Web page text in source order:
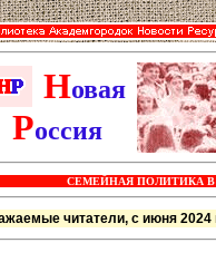
Новая
Россия
СЕМЕЙНАЯ ПОЛИТИКА
читатели, с июня 2024